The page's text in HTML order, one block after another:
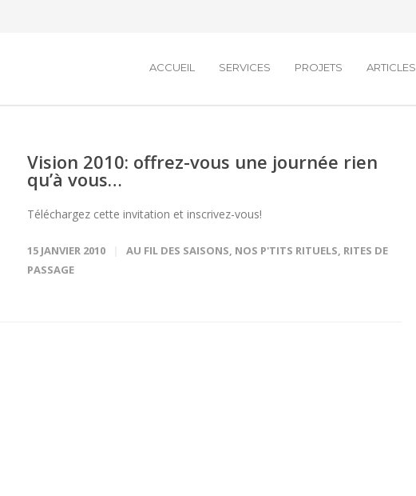
ACCUEIL SERVICES PROJETS ARTICLES
Vision 2010: offrez-vous une journée rien
qu’à vous…
Téléchargez cette invitation et inscrivez-vous!
15 JANVIER 2010 AU FIL DES SAISONS, NOS P'TITS RITUELS, RITES DE
PASSAGE